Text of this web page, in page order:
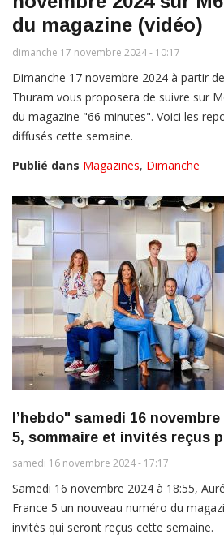
du magazine (vidéo)
dimanche 17 novembre 2024 - 10:17
Dimanche 17 novembre 2024 à partir
Thuram vous proposera de suivre sur
du magazine "66 minutes". Voici les
diffusés cette semaine.
Publié dans Magazines, Dimanche
l’hebdo" samedi 16
5, sommaire et invités reçus
samedi 16 novembre 2024 - 17:17
Samedi 16 novembre 2024 à 18:55,
France 5 un nouveau numéro du
invités qui seront reçus cette semaine.